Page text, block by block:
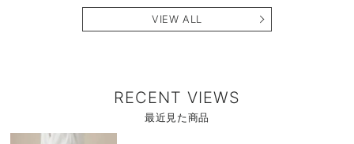
後も長く使える】
VIEW ALL
RECENT VIEWS
最近見た商品
商